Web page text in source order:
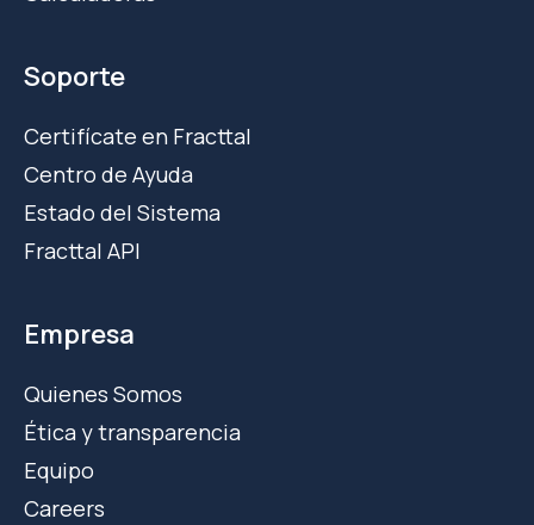
Soporte
Certifícate en Fracttal
Centro de Ayuda
Estado del Sistema
Fracttal API
Empresa
Quienes Somos
Ética y transparencia
Equipo
Careers